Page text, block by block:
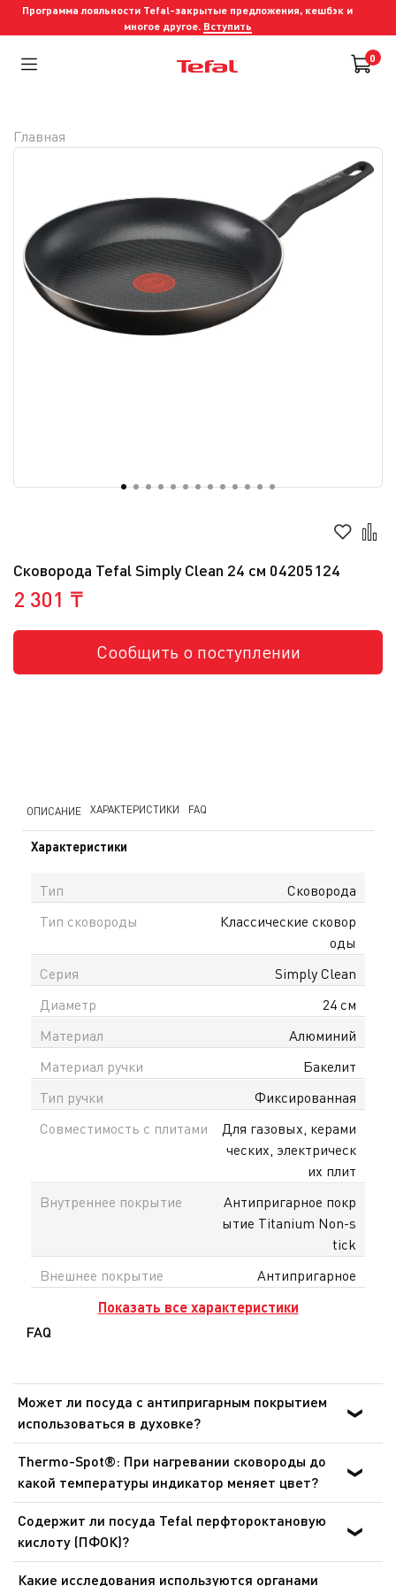
Программа лояльности Tefal-закрытые предложения, кешбэк и
многое другое. Вступить
0
Сковорода Tefal Simply Clean 24 см 04205124
2 301 ₸
Сообщить о поступлении
Главная
ОПИСАНИЕ ХАРАКТЕРИСТИКИ FAQ
Характеристики
Тип
Сковорода
Тип сковороды
Классические сковор
оды
Серия
Simply Clean
Диаметр
24 см
Материал
Алюминий
Материал ручки
Бакелит
Тип ручки
Фиксированная
Совместимость с плитами
Для газовых, керами
ческих, электрическ
их плит
Внутреннее покрытие
Антипригарное покр
ытие Titanium Non-s
tick
Внешнее покрытие
Антипригарное
Показать все характеристики
FAQ
Может ли посуда с антипригарным покрытием
использоваться в духовке?
Для приготовления пищи в духовке могут
использоваться только сковороды, ковши и сотейники
линейки Ingenio со съемными ручками, при этом
съемные ручки должны быть предварительно сняты.
Посуда никогда не должна использоваться в
микроволновых печах и аэрогрилях.
Thermo-Spot®: При нагревании сковороды до
какой температуры индикатор меняет цвет?
Сковороды: от 140 °C до 195 °C. Сковороды для блинов:
от 165 °C до 240 °C. Это оптимальная температура для
обжарки и готовки. Данный индикатор позволяет
готовить более здоровую пищу при идеальной
Содержит ли посуда Tefal перфтороктановую
кислоту (ПФОК)?
Нет. Посуда Tefal с антипригарным покрытием не
Какие исследования используются органами